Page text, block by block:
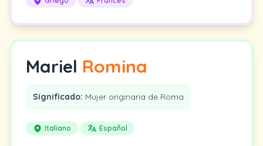
Mariel Romina
Significado: Mujer originaria de Roma
Italiano Español